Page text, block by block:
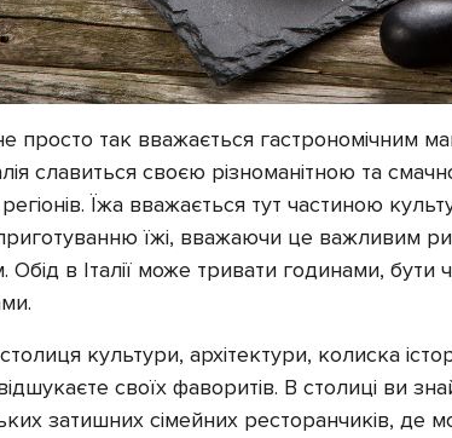
не просто так вважається гастрономічним
славиться своєю різноманітною та
регіонів. Їжа вважається тут частиною
їжі, вважаючи це важливим
Обід в Італії може тривати годинами,
культури, архітектури, колиска
своїх фаворитів. В столиці ви
затишних сімейних ресторанчиків,